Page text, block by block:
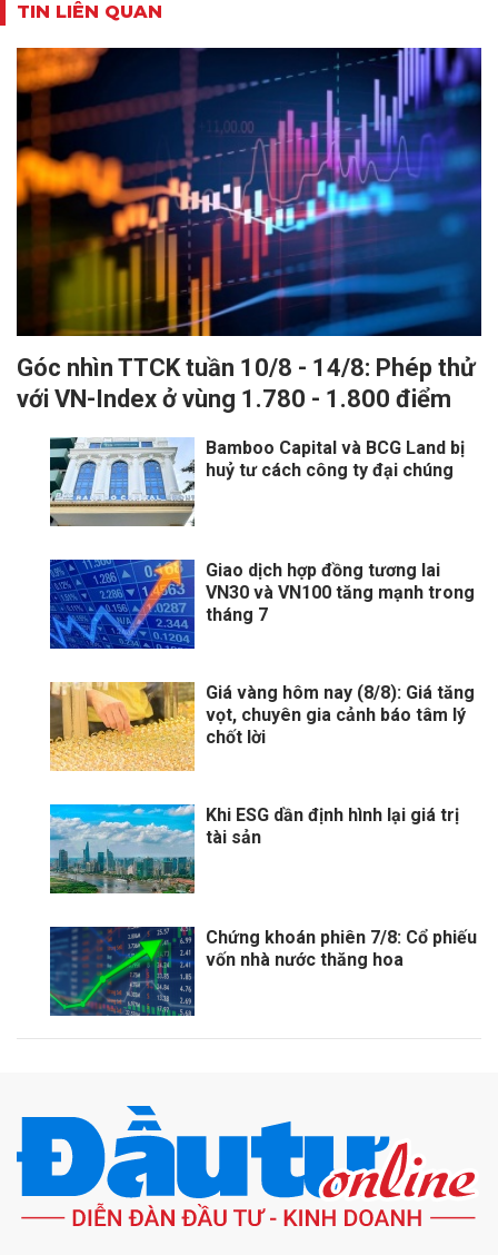
TIN LIÊN QUAN
Góc nhìn TTCK tuần 10/8 - 14/8: Phép thử
với VN-Index ở vùng 1.780 - 1.800 điểm
Bamboo Capital và BCG Land bị
huỷ tư cách công ty đại chúng
Giao dịch hợp đồng tương lai
VN30 và VN100 tăng mạnh trong
tháng 7
Giá vàng hôm nay (8/8): Giá tăng
vọt, chuyên gia cảnh báo tâm lý
chốt lời
Khi ESG dần định hình lại giá trị
tài sản
Chứng khoán phiên 7/8: Cổ phiếu
vốn nhà nước thăng hoa